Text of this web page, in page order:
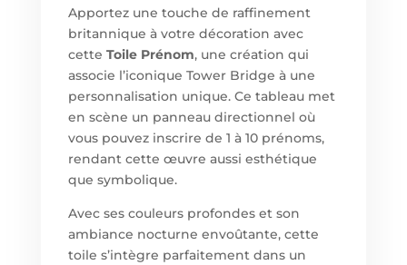
Apportez une touche de raffinement
britannique à votre décoration avec
cette Toile Prénom, une création qui
associe l’iconique Tower Bridge à une
personnalisation unique. Ce tableau met
en scène un panneau directionnel où
vous pouvez inscrire de 1 à 10 prénoms,
rendant cette œuvre aussi esthétique
que symbolique.
Avec ses couleurs profondes et son
ambiance nocturne envoûtante, cette
toile s’intègre parfaitement dans un